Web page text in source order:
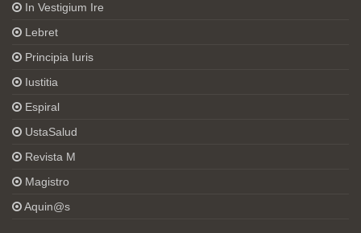
In Vestigium Ire
Lebret
Principia Iuris
Iustitia
Espiral
UstaSalud
Revista M
Magistro
Aquin@s